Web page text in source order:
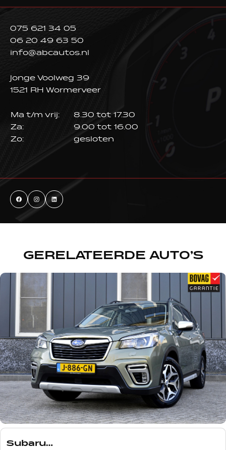
075 621 34 05
06 20 49 63 50
info@abcautos.nl
Jonge Voolweg 39
1521 RH Wormerveer
Ma t/m vrij:
8.30 tot 17.30
Za:
9.00 tot 16.00
Zo:
gesloten
GERELATEERDE AUTO’S
Subaru